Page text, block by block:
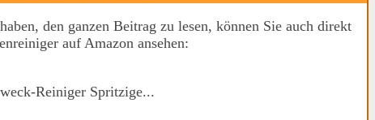
den ganzen Beitrag zu lesen, können Sie auch direkt
auf Amazon ansehen:
Reiniger Spritzige...